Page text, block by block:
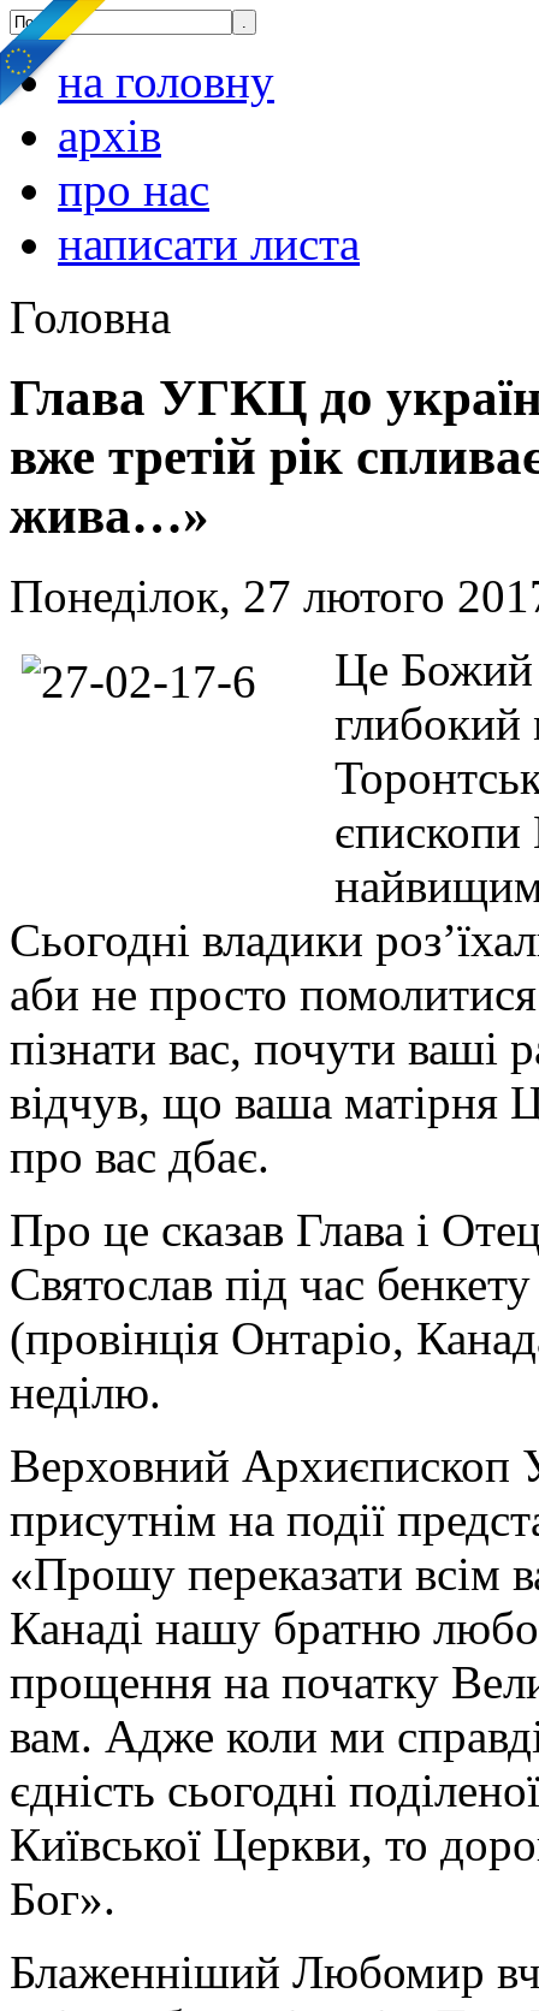
на головну
архів
про нас
написати листа
Головна
Глава УГКЦ до
вже третій рік
жива…»
Понеділок, 27 лютого
Це Божий
глибокий
єпископи
Сьогодні владики
аби не просто
пізнати вас, почути ваші
відчув, що ваша матірня
про вас дбає.
Про це сказав Глава і
Святослав під час
(провінція Онтаріо,
неділю.
Верховний Архиєпископ
присутнім на події
«Прошу переказати всім
Канаді нашу братню
прощення на початку
вам. Адже коли ми
єдність сьогодні
Київської Церкви, то
Бог».
Блаженніший Любомир